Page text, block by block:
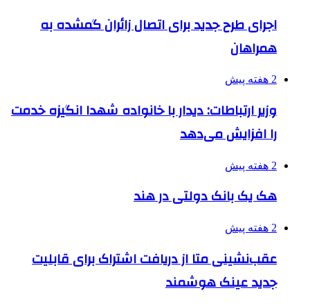
اجرای طرح جدید برای اتصال زائران گمشده به
همراهان
2 هفته پیش
وزیر ارتباطات: دیدار با خانواده شهدا انگیزه خدمت
را افزایش می‌دهد
2 هفته پیش
هک یک بانک دولتی در هند
2 هفته پیش
عقب‌نشینی متا از دریافت اشتراک برای قابلیت
جدید عینک هوشمند